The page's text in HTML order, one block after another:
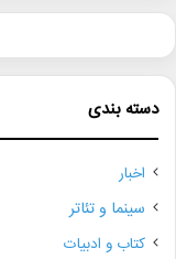
دسته بندی
اخبار
سینما و تئاتر
کتاب و ادبیات